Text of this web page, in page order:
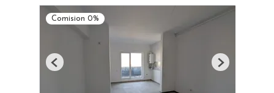
Comision 0%
Previous Next